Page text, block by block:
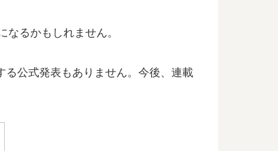
るかもしれません。
公式発表もありません。今後、連載